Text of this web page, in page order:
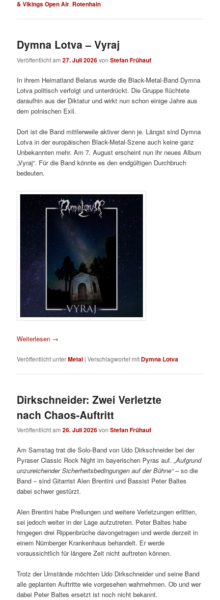
& Vikings Open Air, Rotenhain
Dymna Lotva – Vyraj
Veröffentlicht am27. Juli 2026vonStefan Frühauf
In ihrem Heimatland Belarus wurde die Black-Metal-Band Dymna
Lotva politisch verfolgt und unterdrückt. Die Gruppe flüchtete
daraufhin aus der Diktatur und wirkt nun schon einige Jahre aus
dem polnischen Exil.
Dort ist die Band mittlerweile aktiver denn je. Längst sind Dymna
Lotva in der europäischen Black-Metal-Szene auch keine ganz
Unbekannten mehr. Am 7. August erscheint nun ihr neues Album
„Vyraj“. Für die Band könnte es den endgültigen Durchbruch
bedeuten.
Weiterlesen →
Veröffentlicht unterMetal |Verschlagwortet mit Dymna Lotva
Dirkschneider: Zwei Verletzte
nach Chaos-Auftritt
Veröffentlicht am26. Juli 2026vonStefan Frühauf
Am Samstag trat die Solo-Band von Udo Dirkschneider bei der
Pyraser Classic Rock Night im bayerischen Pyras auf.„Aufgrund
unzureichender Sicherheitsbedingungen auf der Bühne“– so die
Band – sind Gitarrist Alen Brentini und Bassist Peter Baltes
dabei schwer gestürzt.
Alen Brentini habe Prellungen und weitere Verletzungen erlitten,
sei jedoch weiter in der Lage aufzutreten. Peter Baltes habe
hingegen drei Rippenbrüche davongetragen und werde derzeit in
einem Nürnberger Krankenhaus behandelt. Er werde
voraussichtlich für längere Zeit nicht auftreten können.
Trotz der Umstände möchten Udo Dirkschneider und seine Band
alle geplanten Auftritte wie vorgesehen wahrnehmen. Ob und wer
dabei Peter Baltes ersetzt ist noch nicht bekannt.